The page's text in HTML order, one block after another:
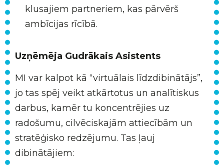
klusajiem partneriem, kas pārvērš
ambīcijas rīcībā.
Uzņēmēja Gudrākais Asistents
MI var kalpot kā “virtuālais līdzdibinātājs”,
jo tas spēj veikt atkārtotus un analītiskus
darbus, kamēr tu koncentrējies uz
radošumu, cilvēciskajām attiecībām un
stratēģisko redzējumu. Tas ļauj
dibinātājiem: